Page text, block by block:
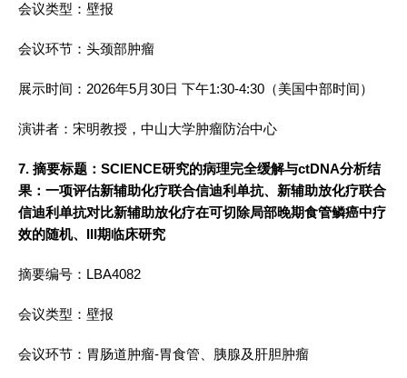
会议类型：壁报
会议环节：头颈部肿瘤
展示时间：2026年5月30日 下午1:30-4:30（美国中部时间）
演讲者：宋明教授，中山大学肿瘤防治中心
7. 摘要标题：SCIENCE研究的病理完全缓解与ctDNA分析结
果：一项评估新辅助化疗联合信迪利单抗、新辅助放化疗联合
信迪利单抗对比新辅助放化疗在可切除局部晚期食管鳞癌中疗
效的随机、III期临床研究
摘要编号：LBA4082
会议类型：壁报
会议环节：胃肠道肿瘤-胃食管、胰腺及肝胆肿瘤